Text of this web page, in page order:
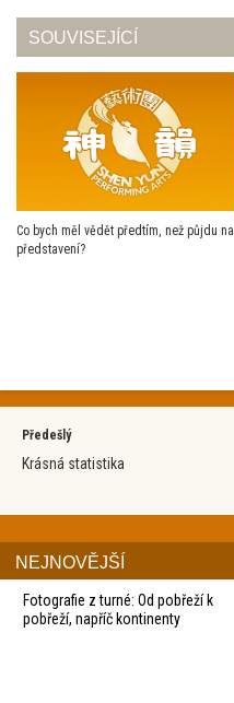
SOUVISEJÍCÍ
Co bych měl vědět předtím, než půjdu na
představení?
Předešlý
Krásná statistika
NEJNOVĚJŠÍ
Fotografie z turné: Od pobřeží k
pobřeží, napříč kontinenty